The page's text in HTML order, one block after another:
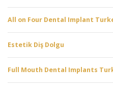
All on Four Dental Implant
Estetik Diş Dolgu
Full Mouth Dental Implants